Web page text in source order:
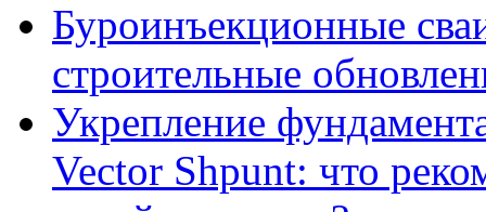
Буроинъекционные
строительные
Укрепление
Vector Shpunt: что